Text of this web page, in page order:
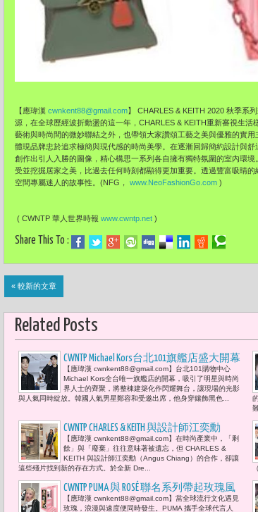
【應瑋漢 cwnkent88@gmail.com】 CHARLES & KEITH 2020 秋季系
源，在全球歷經波折動盪的這一年， CHARLES & KEITH重新審視生活
藝術與時尚間的微妙聯結之外， 也帶領大家讚頌工藝之美與優雅的實用
體現品牌忠於追求極簡與現代感的時尚美學。 在逐漸回歸簡約設計與舒
創作出引人入勝的圖像， 精心構思一系列各自擁有獨特氛圍的室內環境。
受並挖掘居家之美，比過去任何時刻都顯得更加重要。 透過豐富吸睛的
空間專屬迷人的故事性。(NFG， www.NeoFashionGo.com )
( CWNTP 華人世界時報 www.cwntp.net )
Share This To :
« 較新的文章
Related Posts
CWNTP Michael Kors台北101旗艦店盛大開幕
鄭容和與邵雨薇等明星光芒閃耀現場
【應瑋漢 cwnkent88@gmail.com】台北101購物中心
Michael Kors全台唯一旗艦店的開幕，吸引了明星與時尚
界人士的齊聚，將整棟建築化作閃耀舞台，讓現場的光影
與人氣同時綻放。韓國人氣男星鄭容和受邀出席，他身穿鑲飾黑色...
CWNTP CHARLES & KEITH 與設計師江奕勳
（Angus Chiang）合作《CYCLE in COLOR 色料
回聲 音樂人9m88感受當餘料成為藝術的
迴響
【應瑋漢 cwnkent88@gmail.com】在時尚產業中，「剩
餘」與「廢棄」往往意味著被遺忘，但 CHARLES &
KEITH 與設計師江奕勳（Angus Chiang）的合作，卻讓
這些殘片找到新的存在方式。於全新 Dre...
CWNTP PUMA 與 ROSÉ 聯名系列帶起玫瑰風
潮 從舞台綻放到街頭「這次的設計代表
【應瑋漢 cwnkent88@gmail.com】當全球流行文化遇見
玫瑰，浪漫與速度便同時發生。PUMA 攜手全球代言人